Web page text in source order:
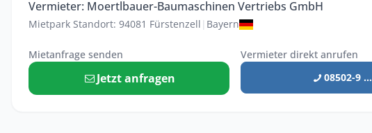
Vermieter: Moertlbauer-Baumaschinen Vertriebs GmbH
Mietpark Standort: 94081 Fürstenzell | Bayern
Mietanfrage senden
Jetzt anfragen
Vermieter direkt anrufen
08502-9 ...